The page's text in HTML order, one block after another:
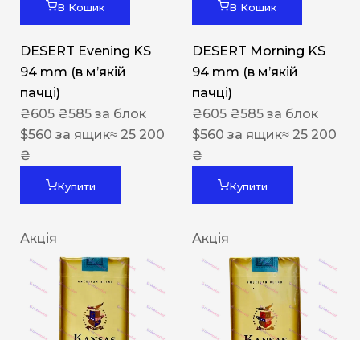
В Кошик
DESERT Evening KS
94 mm (в мʼякій
пачці)
₴605 ₴585 за блок
$560 за ящик≈ 25 200
₴
Купити
В Кошик
DESERT Morning KS
94 mm (в мʼякій
пачці)
₴605 ₴585 за блок
$560 за ящик≈ 25 200
₴
Купити
Акція Акція